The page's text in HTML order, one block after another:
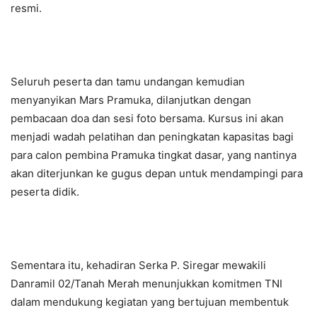
resmi.
Seluruh peserta dan tamu undangan kemudian
menyanyikan Mars Pramuka, dilanjutkan dengan
pembacaan doa dan sesi foto bersama. Kursus ini akan
menjadi wadah pelatihan dan peningkatan kapasitas bagi
para calon pembina Pramuka tingkat dasar, yang nantinya
akan diterjunkan ke gugus depan untuk mendampingi para
peserta didik.
Sementara itu, kehadiran Serka P. Siregar mewakili
Danramil 02/Tanah Merah menunjukkan komitmen TNI
dalam mendukung kegiatan yang bertujuan membentuk